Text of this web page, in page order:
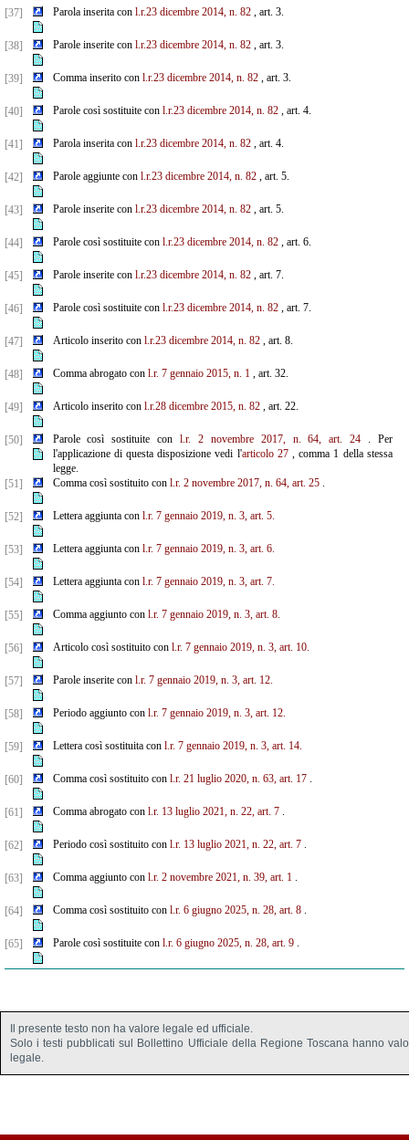
[37] Parola inserita con l.r.23 dicembre 2014, n. 82, art. 3.
[38] Parole inserite con l.r.23 dicembre 2014, n. 82, art. 3.
[39] Comma inserito con l.r.23 dicembre 2014, n. 82, art. 3.
[40] Parole così sostituite con l.r.23 dicembre 2014, n. 82, art. 4.
[41] Parola inserita con l.r.23 dicembre 2014, n. 82, art. 4.
[42] Parole aggiunte con l.r.23 dicembre 2014, n. 82, art. 5.
[43] Parole inserite con l.r.23 dicembre 2014, n. 82, art. 5.
[44] Parole così sostituite con l.r.23 dicembre 2014, n. 82, art. 6.
[45] Parole inserite con l.r.23 dicembre 2014, n. 82, art. 7.
[46] Parole così sostituite con l.r.23 dicembre 2014, n. 82, art. 7.
[47] Articolo inserito con l.r.23 dicembre 2014, n. 82, art. 8.
[48] Comma abrogato con l.r. 7 gennaio 2015, n. 1, art. 32.
[49] Articolo inserito con l.r.28 dicembre 2015, n. 82, art. 22.
[50] Parole così sostituite conl.r. 2 novembre 2017, n. 64, art. 24 . Per
l'applicazione di questa disposizione vedi l'articolo 27, comma 1 della stessa
legge.
[51]
Comma così sostituito con l.r. 2 novembre 2017, n. 64, art. 25.
[52] Lettera aggiunta con l.r. 7 gennaio 2019, n. 3, art. 5.
[53] Lettera aggiunta con l.r. 7 gennaio 2019, n. 3, art. 6.
[54] Lettera aggiunta con l.r. 7 gennaio 2019, n. 3, art. 7.
[55] Comma aggiunto con l.r. 7 gennaio 2019, n. 3, art. 8.
[56] Articolo così sostituito con l.r. 7 gennaio 2019, n. 3, art. 10.
[57] Parole inserite con l.r. 7 gennaio 2019, n. 3, art. 12.
[58] Periodo aggiunto con l.r. 7 gennaio 2019, n. 3, art. 12.
[59] Lettera così sostituita con l.r. 7 gennaio 2019, n. 3, art. 14.
[60] Comma così sostituito con l.r. 21 luglio 2020, n. 63, art. 17.
[61] Comma abrogato con l.r. 13 luglio 2021, n. 22, art. 7.
[62] Periodo così sostituito con l.r. 13 luglio 2021, n. 22, art. 7.
[63] Comma aggiunto con l.r. 2 novembre 2021, n. 39, art. 1.
[64] Comma così sostituito con l.r. 6 giugno 2025, n. 28, art. 8.
[65] Parole così sostituite con l.r. 6 giugno 2025, n. 28, art. 9.
Il presente testo non ha valore legale ed ufficiale.
Solo i testi pubblicati sul Bollettino Ufficiale della Regione Toscana hanno
legale.